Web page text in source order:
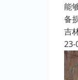
能
备
吉
23-